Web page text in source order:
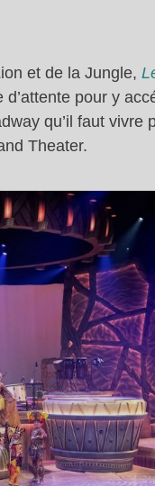
et de la Jungle,
pour y
qu’il faut vivre
Theater.